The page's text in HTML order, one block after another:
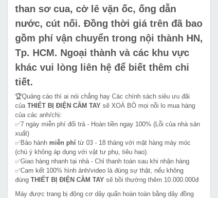
than sơ cua, cờ lê vặn ốc, ống dẫn
nước, cút nối. Đồng thời giá trên đã bao
gồm phí vận chuyển trong nội thành HN,
Tp. HCM. Ngoại thành và các khu vực
khác vui lòng liên hệ để biết thêm chi
tiết.
🏆Quảng cáo thì ai nói chẳng hay Các chính sách siêu ưu đãi
của THIẾT BỊ ĐIỆN CẦM TAY sẽ XOÁ BỎ mọi nỗi lo mua hàng
của các anh/chị:
✅7 ngày miễn phí đổi trả - Hoàn tiền ngay 100% (Lỗi của nhà sản
xuất)
✅Bảo hành miễn phí từ 03 - 18 tháng với mặt hàng máy móc
(chú ý không áp dụng với vật tư phụ, tiêu hao).
✅Giao hàng nhanh tại nhà - Chỉ thanh toán sau khi nhận hàng
✅Cam kết 100% hình ảnh/video là đúng sự thật, nếu không
đúng THIẾT BỊ ĐIỆN CẦM TAY sẽ bồi thường thêm 10.000.000đ
Máy được trang bị động cơ dây quấn hoàn toàn bằng dây đồng